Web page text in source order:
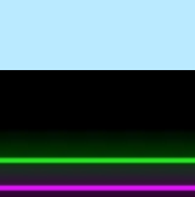
contenido